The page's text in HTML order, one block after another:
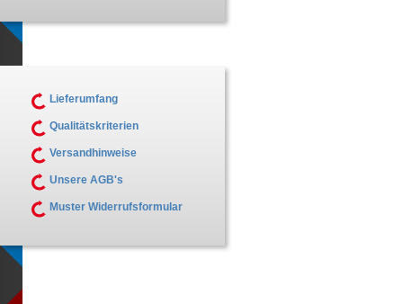
Lieferumfang
Qualitätskriterien
Versandhinweise
Unsere AGB's
Muster Widerrufsformular